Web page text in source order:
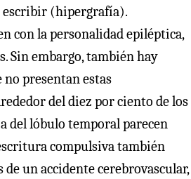
escribir (hipergrafía).
con la personalidad epiléptica,
Sin embargo, también hay
presentan estas
del diez por ciento de los
del lóbulo temporal parecen
compulsiva también
un accidente cerebrovascular,